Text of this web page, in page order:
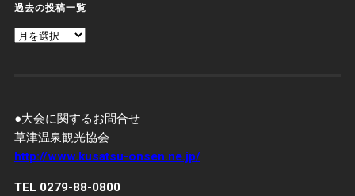
過去の投稿一覧
過
去
●大会に関するお問合せ
草津温泉観光協会
http://www.kusatsu-onsen.ne.jp/
TEL 0279-88-0800